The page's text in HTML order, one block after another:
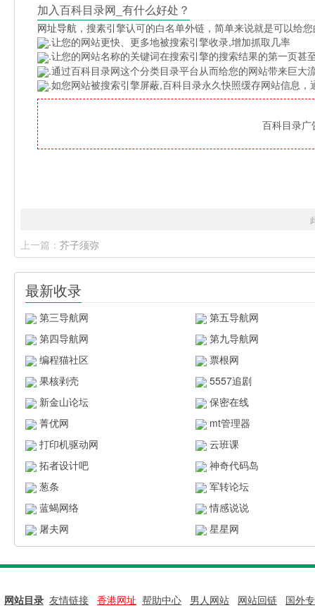
加入百科目录网_有什么好处？
网址导航 ，搜素引擎认可的白名单外链，简单来说就是可以给
.让您的网站更快、更多地被搜索引擎收录,增加抓取几率
.让您的网站名称的关键词在搜索引擎的搜索结果的第一页甚
.通过百科目录网这个分类目录平台从而给您的网站带来巨大
.如您网站被搜索引擎屏蔽,百科目录永久快照缓存网站信息
百科目录
上一篇： 芥子须弥
最新收录
第三导航网
第五导航网
第四导航网
第九导航网
编程猫社区
票根网
果核剥壳
5557追剧
新金山论坛
保密在线
菁优网
mt管理器
打印机驱动网
云班课
拓者设计吧
神奇代码岛
葱条
军转论坛
蓝蝎网络
情感说说
屠夫网
星星网
网站目录 友情链接 香港网址 帮助中心 男人网站 网站回链
国外